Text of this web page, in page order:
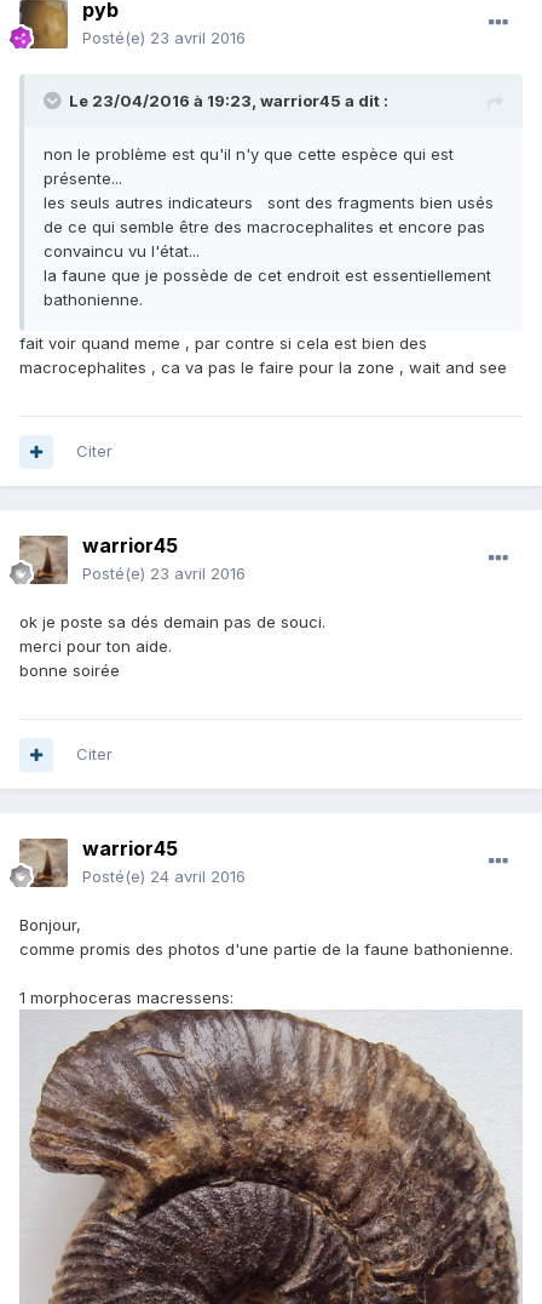
pyb
Posté(e) 23 avril 2016
Le 23/04/2016 à 19:23, warrior45 a dit :
non le problème est qu'il n'y que cette espèce qui est
présente...
les seuls autres indicateurs sont des fragments bien usés
de ce qui semble être des macrocephalites et encore pas
convaincu vu l'état...
la faune que je possède de cet endroit est essentiellement
bathonienne.
fait voir quand meme , par contre si cela est bien des
macrocephalites , ca va pas le faire pour la zone , wait and see
Citer
warrior45
Posté(e) 23 avril 2016
ok je poste sa dés demain pas de souci.
merci pour ton aide.
bonne soirée
Citer
warrior45
Posté(e) 24 avril 2016
Bonjour,
comme promis des photos d'une partie de la faune bathonienne.
1 morphoceras macressens: